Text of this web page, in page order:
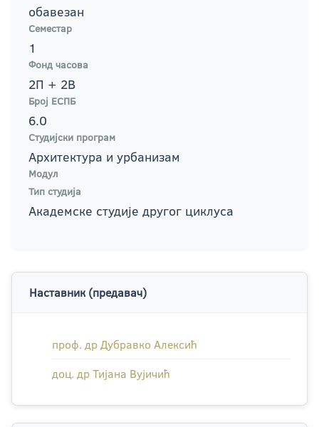
обавезан
Семестар
1
Фонд часова
2П + 2В
Број ЕСПБ
6.0
Студијски програм
Архитектура и урбанизам
Модул
Тип студија
Академске студије другог циклуса
Наставник (предавач)
проф. др Дубравко Алексић
доц. др Тијана Вујичић